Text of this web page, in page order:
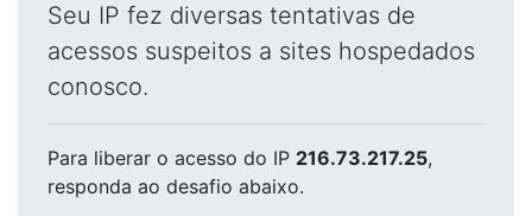
Seu IP fez diversas tentativas de
acessos suspeitos a sites hospedados
conosco.
Para liberar o acesso do IP 216.73.217.25,
responda ao desafio abaixo.